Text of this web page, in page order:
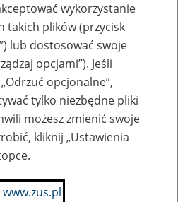
lub
zakładów pracy
wykorzystanie
takich plików (przycisk
lub dostosować swoje
opcjami”). Jeśli
opcjonalne”,
tylko niezbędne pliki
możesz zmienić swoje
kliknij „Ustawienia